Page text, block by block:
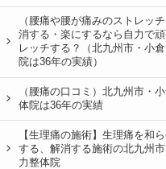
（腰痛や腰が痛みのストレッ
消する・楽にするなら自力で
レッチする？（北九州市・小
院は36年の実績）
（腰痛の口コミ）北九州市・
体院は36年の実績
【生理痛の施術】生理痛を和
する、解消する施術の北九州
力整体院